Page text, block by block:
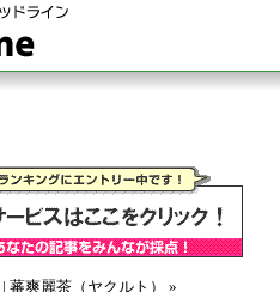
蕃爽麗茶（ヤクルト） »